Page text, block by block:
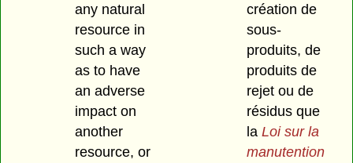
any natural
resource in
such a way
as to have
an adverse
impact on
another
resource, or
création de
sous-
produits, de
produits de
rejet ou de
résidus que
la Loi sur la
manutention